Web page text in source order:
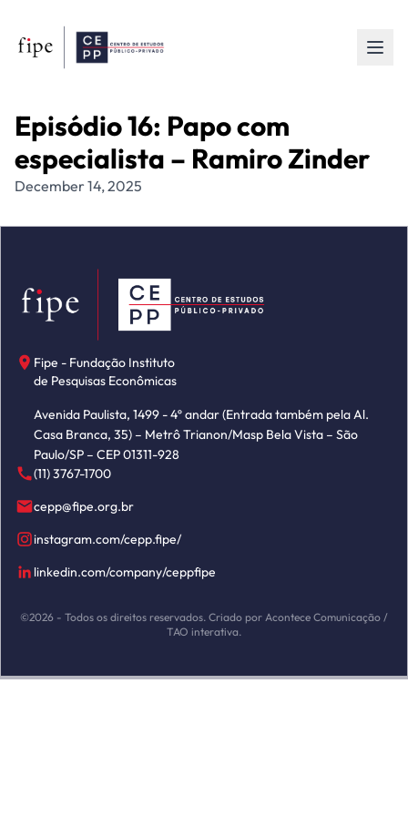
Episódio 16: Papo com
especialista – Ramiro Zinder
December 14, 2025
Fipe - Fundação Instituto
de Pesquisas Econômicas
Avenida Paulista, 1499 - 4º andar (Entrada também pela Al.
Casa Branca, 35) – Metrô Trianon/Masp Bela Vista – São
Paulo/SP – CEP 01311-928
(11) 3767-1700
cepp@fipe.org.br
instagram.com/cepp.fipe/
linkedin.com/company/ceppfipe
©2026 - Todos os direitos reservados. Criado por Acontece Comunicação /
TAO interativa.